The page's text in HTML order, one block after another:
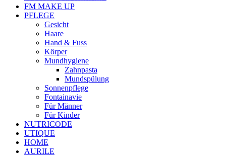
FM MAKE UP
PFLEGE
Gesicht
Haare
Hand & Fuss
Körper
Mundhygiene
Zahnpasta
Mundspülung
Sonnenpflege
Fontainavie
Für Männer
Für Kinder
NUTRICODE
UTIQUE
HOME
AURILE